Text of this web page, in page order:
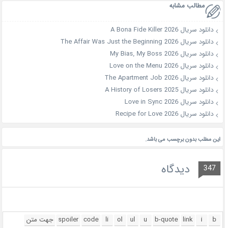
مطالب مشابه
دانلود سریال A Bona Fide Killer 2026
دانلود سریال The Affair Was Just the Beginning 2026
دانلود سریال My Bias, My Boss 2026
دانلود سریال Love on the Menu 2026
دانلود سریال The Apartment Job 2026
دانلود سریال A History of Losers 2025
دانلود سریال Love in Sync 2026
دانلود سریال Recipe for Love 2026
این مطلب بدون برچسب می باشد.
347 دیدگاه